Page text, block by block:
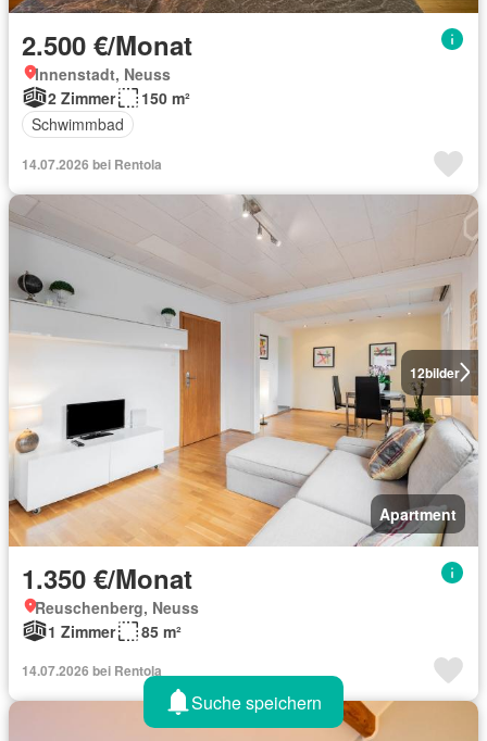
2.500 €/Monat
Innenstadt, Neuss
2 Zimmer
150 m²
Schwimmbad
14.07.2026 bei Rentola
12bilder
Apartment
1.350 €/Monat
Reuschenberg, Neuss
1 Zimmer
85 m²
14.07.2026 bei Rentola
Suche speichern